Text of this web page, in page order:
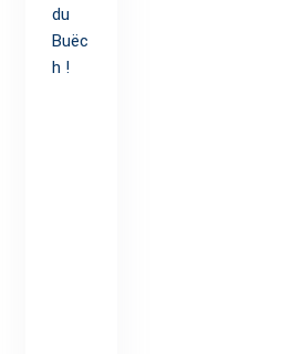
du
Buëc
h !